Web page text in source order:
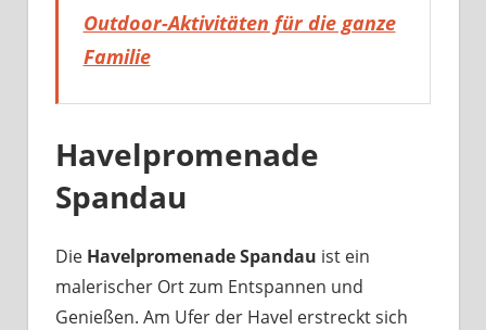
Outdoor-Aktivitäten für die ganze
Familie
Havelpromenade
Spandau
Die Havelpromenade Spandau ist ein
malerischer Ort zum Entspannen und
Genießen. Am Ufer der Havel erstreckt sich